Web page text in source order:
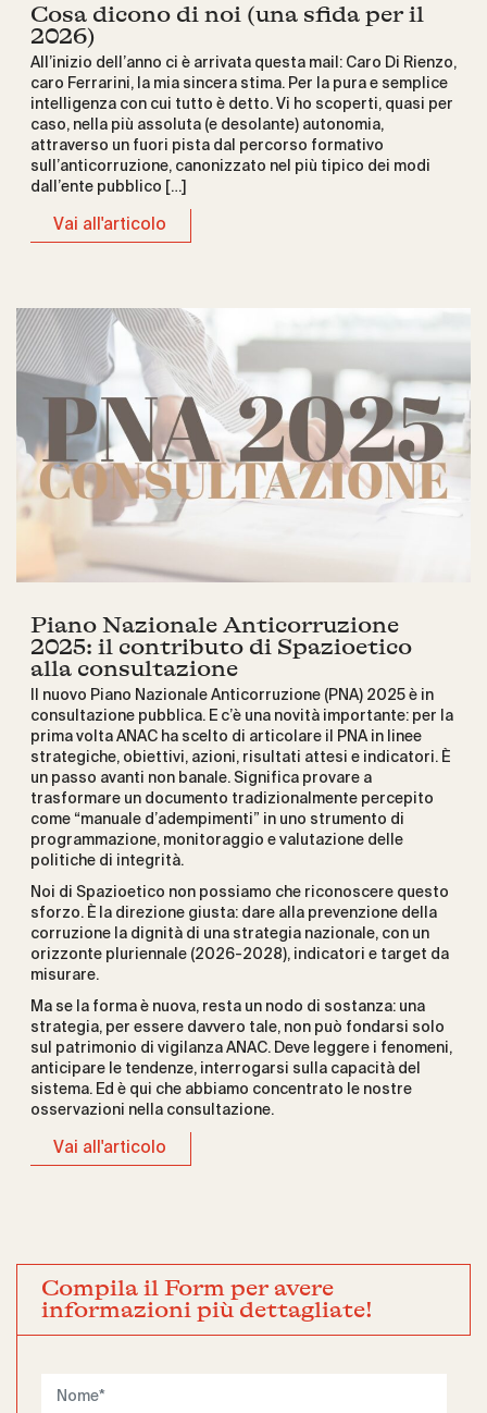
Cosa dicono di noi (una sfida per il
2026)
All’inizio dell’anno ci è arrivata questa mail: Caro Di Rienzo,
caro Ferrarini, la mia sincera stima. Per la pura e semplice
intelligenza con cui tutto è detto. Vi ho scoperti, quasi per
caso, nella più assoluta (e desolante) autonomia,
attraverso un fuori pista dal percorso formativo
sull’anticorruzione, canonizzato nel più tipico dei modi
dall’ente pubblico […]
Vai all'articolo
Piano Nazionale Anticorruzione
2025: il contributo di Spazioetico
alla consultazione
Il nuovo Piano Nazionale Anticorruzione (PNA) 2025 è in
consultazione pubblica. E c’è una novità importante: per la
prima volta ANAC ha scelto di articolare il PNA in linee
strategiche, obiettivi, azioni, risultati attesi e indicatori. È
un passo avanti non banale. Significa provare a
trasformare un documento tradizionalmente percepito
come “manuale d’adempimenti” in uno strumento di
programmazione, monitoraggio e valutazione delle
politiche di integrità.
Noi di Spazioetico non possiamo che riconoscere questo
sforzo. È la direzione giusta: dare alla prevenzione della
corruzione la dignità di una strategia nazionale, con un
orizzonte pluriennale (2026-2028), indicatori e target da
misurare.
Ma se la forma è nuova, resta un nodo di sostanza: una
strategia, per essere davvero tale, non può fondarsi solo
sul patrimonio di vigilanza ANAC. Deve leggere i fenomeni,
anticipare le tendenze, interrogarsi sulla capacità del
sistema. Ed è qui che abbiamo concentrato le nostre
osservazioni nella consultazione.
Vai all'articolo
Compila il Form per avere
informazioni più dettagliate!